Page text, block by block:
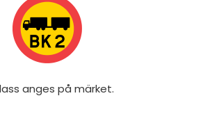
anges på märket.